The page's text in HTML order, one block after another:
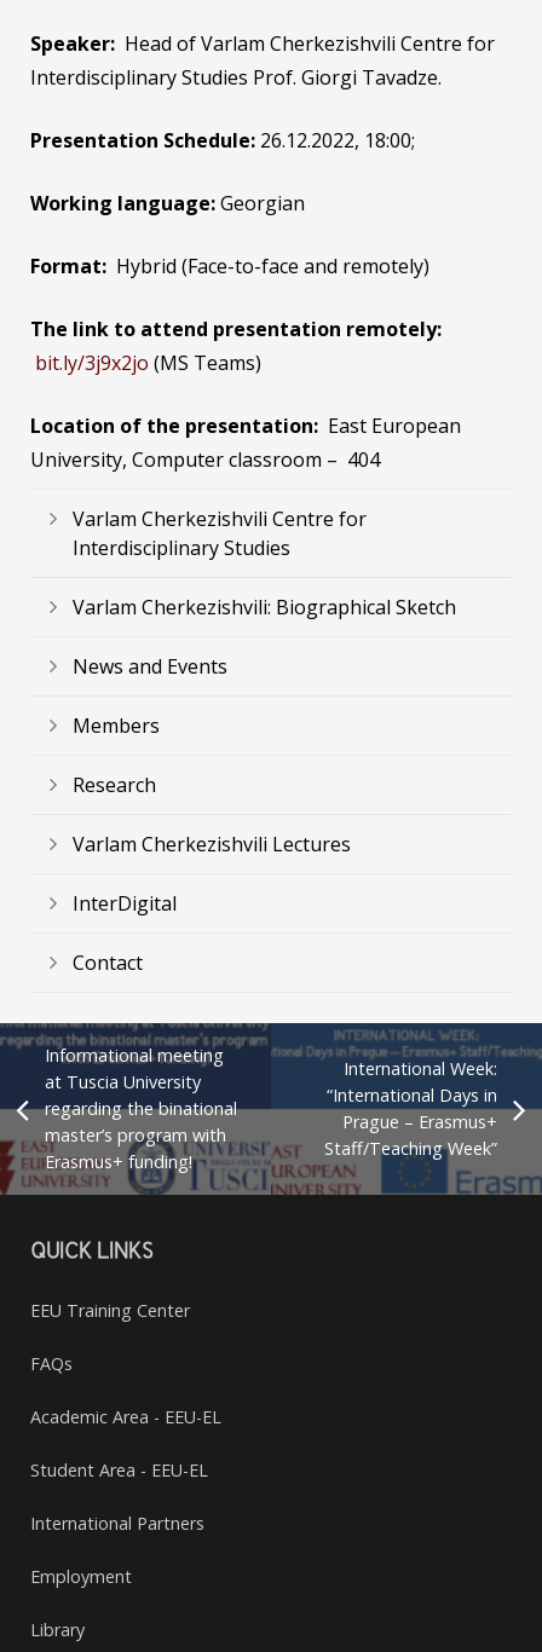
Speaker: Head of Varlam Cherkezishvili Centre for
Interdisciplinary Studies Prof. Giorgi Tavadze.
Presentation Schedule: 26.12.2022, 18:00;
Working language:Georgian
Format: Hybrid (Face-to-face and remotely)
The link to attend presentation remotely:
bit.ly/3j9x2jo (MS Teams)
Location of the presentation: East European
University, Computer classroom – 404
Varlam Cherkezishvili Centre for
Interdisciplinary Studies
Varlam Cherkezishvili: Biographical Sketch
News and Events
Members
Research
Varlam Cherkezishvili Lectures
InterDigital
Contact
Informational meeting
at Tuscia University
regarding the binational
master’s program with
Erasmus+ funding!
International Week:
“International Days in
Prague – Erasmus+
Staff/Teaching Week”
QUICK LINKS
EEU Training Center
FAQs
Academic Area - EEU-EL
Student Area - EEU-EL
International Partners
Employment
Library